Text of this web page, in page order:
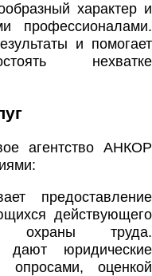
характер и
профессионалами.
и помогает
нехватке
агентство АНКОР
предоставление
действующего
охраны труда.
дают юридические
опросами, оценкой